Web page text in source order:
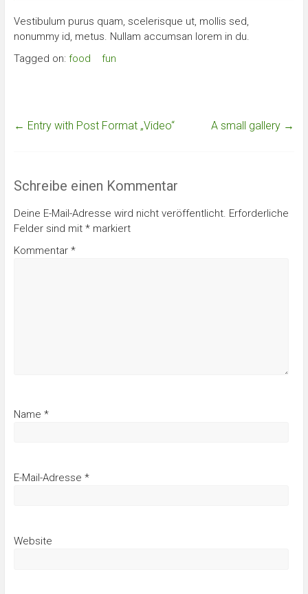
Vestibulum purus quam, scelerisque ut, mollis sed,
nonummy id, metus. Nullam accumsan lorem in du.
Tagged on: food fun
← Entry with Post Format „Video“ A small gallery →
Schreibe einen Kommentar
Deine E-Mail-Adresse wird nicht veröffentlicht. Erforderliche
Felder sind mit *markiert
Kommentar *
Name *
E-Mail-Adresse *
Website